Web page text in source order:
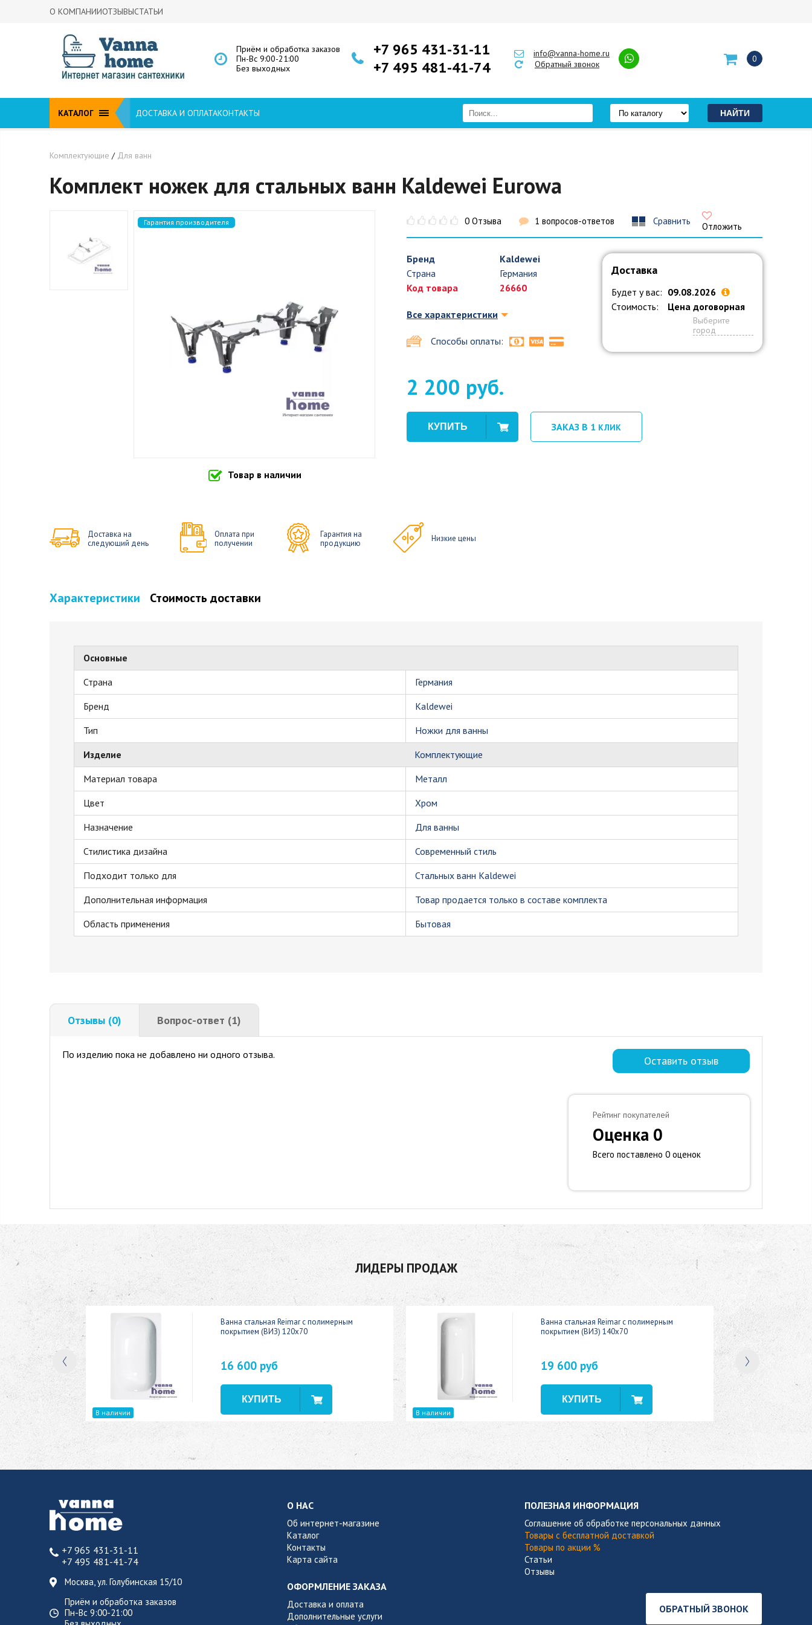
О КОМПАНИИОТЗЫВЫСТАТЬИ
Приём и обработка заказов
Пн-Вс 9:00-21:00
Без выходных
+7 965 431-31-11
+7 495 481-41-74
info@vanna-home.ru
Обратный звонок
0
КАТАЛОГ ДОСТАВКА И ОПЛАТАКОНТАКТЫ
Комплектующие / Для ванн
Комплект ножек для стальных ванн Kaldewei Eurowa
Гарантия производителя
Товар в наличии
0 Отзыва 1 вопросов-ответов Сравнить Отложить
Бренд
Kaldewei
Страна
Германия
Код товара
26660
Все характеристики
Способы оплаты:
Доставка
Будет у вас: 09.08.2026
Стоимость:
Цена договорная
Выберите
город
2 200 руб.
ЗАКАЗ В 1 КЛИК
Доставка на
следующий день
Оплата при
получении
Гарантия на
продукцию
Низкие цены
Характеристики Стоимость доставки
Основные
Страна
Германия
Бренд
Kaldewei
Тип
Ножки для ванны
Изделие
Комплектующие
Материал товара
Металл
Цвет
Хром
Назначение
Для ванны
Стилистика дизайна
Современный стиль
Подходит только для
Стальных ванн Kaldewei
Дополнительная информация
Товар продается только в составе комплекта
Область применения
Бытовая
Отзывы (0) Вопрос-ответ (1)
По изделию пока не добавлено ни одного отзыва. Оставить отзыв
Рейтинг покупателей
Оценка 0
Всего поставлено 0 оценок
ЛИДЕРЫ ПРОДАЖ
150x70
В наличии
Ванна стальная Reimar с полимерным
покрытием (ВИЗ) 120x70
16 600 руб
В наличии
Ванна стальная Reimar с полимерным
покрытием (ВИЗ) 140x70
19 600 руб
+7 965 431-31-11
+7 495 481-41-74
Москва, ул. Голубинская 15/10
Приём и обработка заказов
Пн-Вс 9:00-21:00
О НАС
Об интернет-магазине
Каталог
Контакты
Карта сайта
ОФОРМЛЕНИЕ ЗАКАЗА
Доставка и оплата
Дополнительные услуги
ПОЛЕЗНАЯ ИНФОРМАЦИЯ
Соглашение об обработке персональных данных
Товары с бесплатной доставкой
Товары по акции %
Статьи
Отзывы
ОБРАТНЫЙ ЗВОНОК